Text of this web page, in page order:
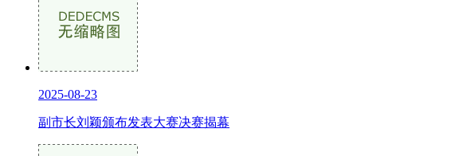
2025-08-23
副市长刘颖颁布发表大赛决赛揭幕